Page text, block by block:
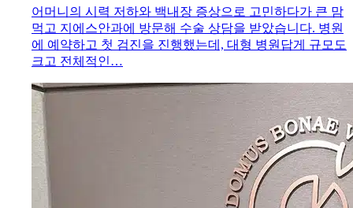
어머니의 시력 저하와 백내장 증상으로 고민하다가 큰 맘
먹고 지에스안과에 방문해 수술 상담을 받았습니다. 병원
에 예약하고 첫 검진을 진행했는데, 대형 병원답게 규모도
크고 전체적인…